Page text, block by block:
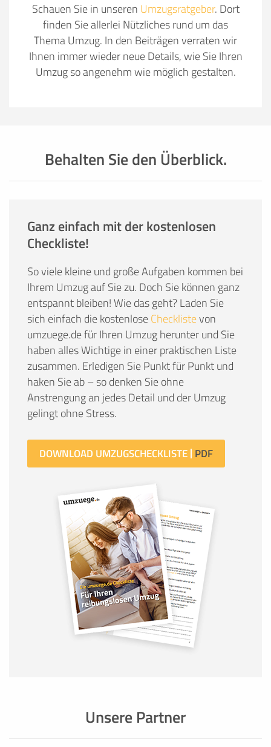
Schauen Sie in unseren Umzugsratgeber. Dort
finden Sie allerlei Nützliches rund um das
Thema Umzug. In den Beiträgen verraten wir
Ihnen immer wieder neue Details, wie Sie Ihren
Umzug so angenehm wie möglich gestalten.
Behalten Sie den Überblick.
Ganz einfach mit der kostenlosen
Checkliste!
So viele kleine und große Aufgaben kommen bei
Ihrem Umzug auf Sie zu. Doch Sie können ganz
entspannt bleiben! Wie das geht? Laden Sie
sich einfach die kostenloseChecklistevon
umzuege.de für Ihren Umzug herunter und Sie
haben alles Wichtige in einer praktischen Liste
zusammen. Erledigen Sie Punkt für Punkt und
haken Sie ab – so denken Sie ohne
Anstrengung an jedes Detail und der Umzug
gelingt ohne Stress.
DOWNLOAD UMZUGSCHECKLISTE
Unsere Partner